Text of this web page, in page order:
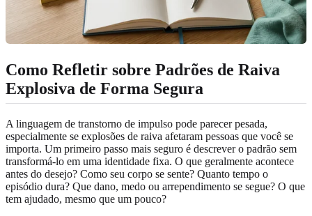
Como Refletir sobre Padrões de Raiva
Explosiva de Forma Segura
A linguagem de transtorno de impulso pode parecer pesada,
especialmente se explosões de raiva afetaram pessoas que você se
importa. Um primeiro passo mais seguro é descrever o padrão sem
transformá-lo em uma identidade fixa. O que geralmente acontece
antes do desejo? Como seu corpo se sente? Quanto tempo o
episódio dura? Que dano, medo ou arrependimento se segue? O que
tem ajudado, mesmo que um pouco?